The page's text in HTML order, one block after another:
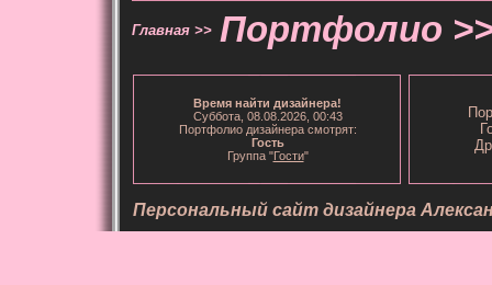
Главная >> Портфолио
Время найти дизайнера!
Суббота, 08.08.2026, 00:43
Портфолио дизайнера смотрят:
Гость
Группа "Гости"
Персональный сайт дизайнера